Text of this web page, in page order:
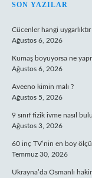
SON YAZILAR
Cücenler hangi uygarlıktır
Ağustos 6, 2026
Kumaş boyuyorsa ne
Ağustos 6, 2026
Aveeno kimin malı ?
Ağustos 5, 2026
9 sınıf fizik ivme nasıl
Ağustos 3, 2026
60 inç TV’nin en boy
Temmuz 30, 2026
Ukrayna’da Osmanlı